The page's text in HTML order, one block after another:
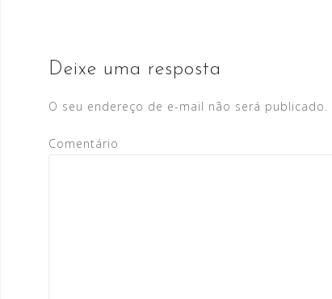
g
ç
ã
Deixe uma resposta
O seu endereço de e-mail não será publicado.
Comentário